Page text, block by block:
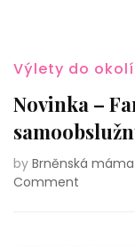
Výlety do okolí
Novinka –
by Brněnská máma
Comment